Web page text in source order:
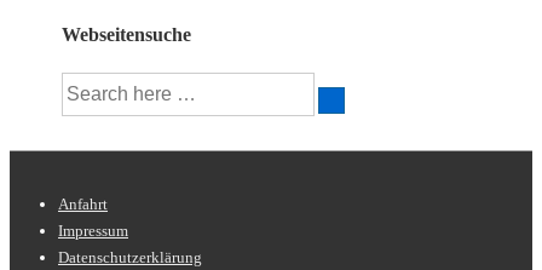
Webseitensuche
Suche
nach:
Footer-
Menü
Anfahrt
Impressum
Datenschutzerklärung